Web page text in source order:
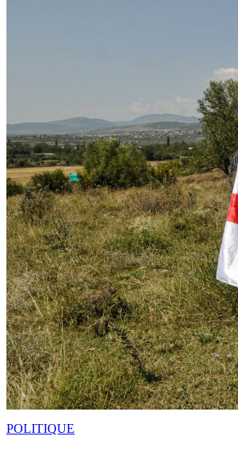
POLITIQUE